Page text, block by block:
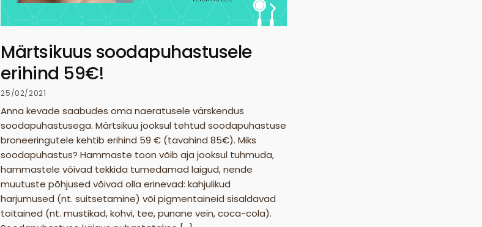
Märtsikuus soodapuhastusele
erihind 59€!
25/02/2021
Anna kevade saabudes oma naeratusele värskendus
soodapuhastusega. Märtsikuu jooksul tehtud soodapuhastuse
broneeringutele kehtib erihind 59 € (tavahind 85€). Miks
soodapuhastus? Hammaste toon võib aja jooksul tuhmuda,
hammastele võivad tekkida tumedamad laigud, nende
muutuste põhjused võivad olla erinevad: kahjulikud
harjumused (nt. suitsetamine) või pigmentaineid sisaldavad
toitained (nt. mustikad, kohvi, tee, punane vein, coca-cola).